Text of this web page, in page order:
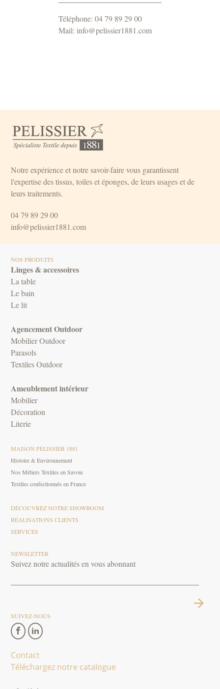
Téléphone: 04 79 89 29 00
Mail: info@pelissier1881.com
Notre expérience et notre savoir-faire vous garantissent
l'expertise des tissus, toiles et éponges, de leurs usages et de
leurs traitements.
04 79 89 29 00
info@pelissier1881.com
NOS PRODUITS
Linges & accessoires
La table
Le bain
Le lit
Agencement Outdoor
Mobilier Outdoor
Parasols
Textiles Outdoor
Ameublement intérieur
Mobilier
Décoration
Literie
MAISON PELISSIER 1881
Histoire & Environnement
Nos Métiers Textiles en Savoie
Textiles confectionnés en France
DÉCOUVREZ NOTRE SHOWROOM
RÉALISATIONS CLIENTS
SERVICES
NEWSLETTER
Suivez notre actualités en vous abonnant
SUIVEZ-NOUS
Contact
Téléchargez notre catalogue